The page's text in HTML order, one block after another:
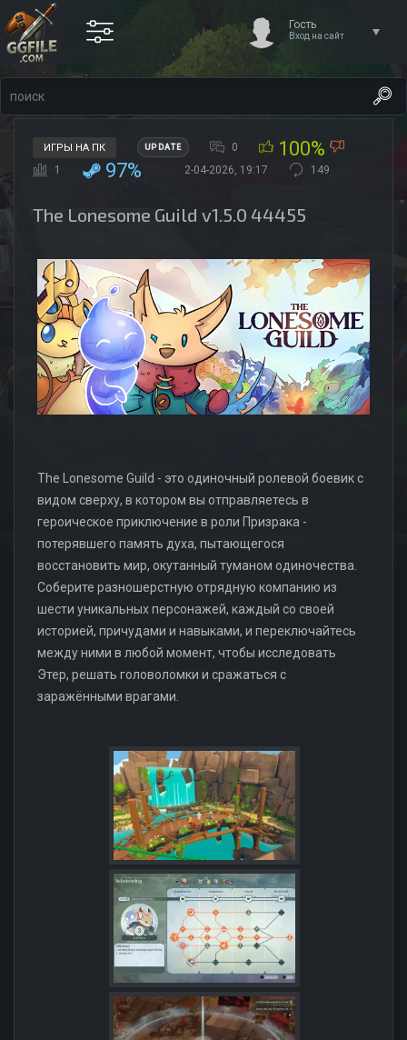
Гость
Вход на сайт
ИГРЫ НА ПК UPDATE 0 100%
1 97% 2-04-2026, 19:17 149
The Lonesome Guild v1.5.0 44455
The Lonesome Guild - это одиночный ролевой боевик с
видом сверху, в котором вы отправляетесь в
героическое приключение в роли Призрака -
потерявшего память духа, пытающегося
восстановить мир, окутанный туманом одиночества.
Соберите разношерстную отрядную компанию из
шести уникальных персонажей, каждый со своей
историей, причудами и навыками, и переключайтесь
между ними в любой момент, чтобы исследовать
Этер, решать головоломки и сражаться с
заражёнными врагами.